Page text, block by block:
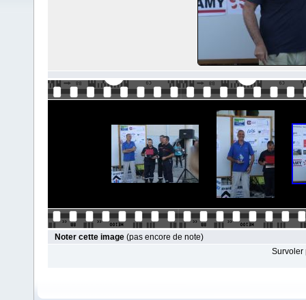
Noter cette image (pas encore de note)
Survoler